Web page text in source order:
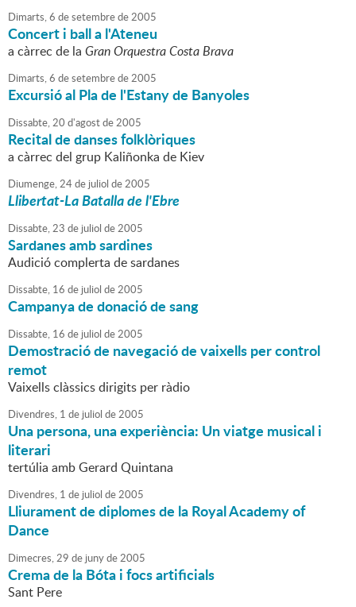
Dimarts,6 desetembrede2005
Concert i ball a l'Ateneu
a càrrec de la Gran Orquestra Costa Brava
Dimarts,6 desetembrede2005
Excursió al Pla de l'Estany de Banyoles
Dissabte,20 d'agostde2005
Recital de danses folklòriques
a càrrec del grup Kaliñonka de Kiev
Diumenge,24de juliol de2005
Llibertat-La Batalla de l'Ebre
Dissabte,23 de juliol de2005
Sardanes amb sardines
Audició complerta de sardanes
Dissabte, 16 de juliol de2005
Campanya de donació de sang
Dissabte, 16 de juliol de2005
Demostració de navegació de vaixells per control
remot
Vaixells clàssics dirigits per ràdio
Divendres, 1 de juliol de2005
Una persona, una experiència: Un viatge musical i
literari
tertúlia amb Gerard Quintana
Divendres, 1 de juliol de2005
Lliurament de diplomes de la Royal Academy of
Dance
Dimecres,29 de junyde2005
Crema de la Bóta i focs artificials
Sant Pere